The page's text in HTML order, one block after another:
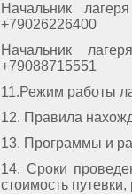
Начальник
+79026226400
Начальник
+79088715551
11.Режим работы
12. Правила
13. Программы и
14. Сроки
стоимость